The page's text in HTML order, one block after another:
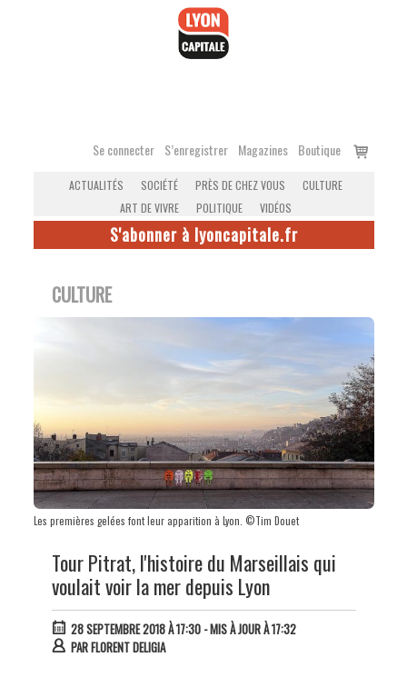
Se connecter S’enregistrer Magazines Boutique
Voir
ACTUALITÉS SOCIÉTÉ PRÈS DE CHEZ VOUS
CULTURE
ART DE VIVRE
POLITIQUE VIDÉOS
S'abonner à lyoncapitale.fr
CULTURE
Les premières gelées font leur apparition à Lyon. ©Tim Douet
Tour Pitrat, l'histoire du Marseillais qui
voulait voir la mer depuis Lyon
28 SEPTEMBRE 2018 À 17:30- MIS À JOUR À 17:32
PARFLORENT DELIGIA